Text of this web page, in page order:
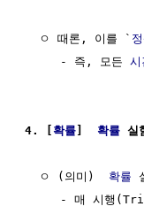
  ㅇ 때론, 이를 `
     - 즉, 모든
시
4. [확률] 확률 실
  ㅇ (의미)
확률
- 매 시행